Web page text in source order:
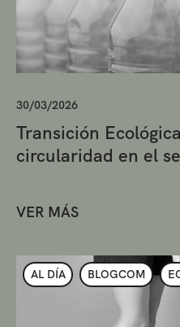
30/03/2026
Transición
circularidad en el
VER MÁS
AL DÍA BLOGCOM